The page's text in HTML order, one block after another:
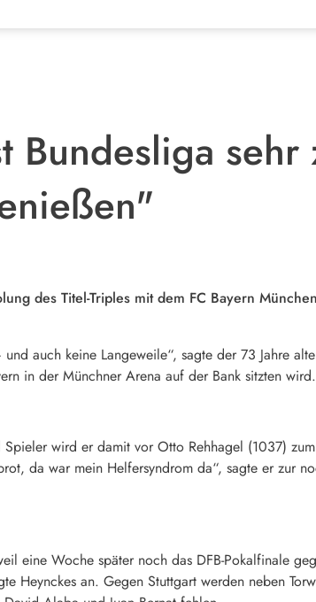
Bundesliga
des Titel-Triples mit dem FC Bayern
auch keine Langeweile“, sagte der 73 Jahre
in der Münchner Arena auf der Bank sitzten wird.
wird er damit vor Otto Rehhagel (1037)
da war mein Helfersyndrom da“, sagte er zur
eine Woche später noch das DFB-Pokalfinale
Heynckes an. Gegen Stuttgart werden neben